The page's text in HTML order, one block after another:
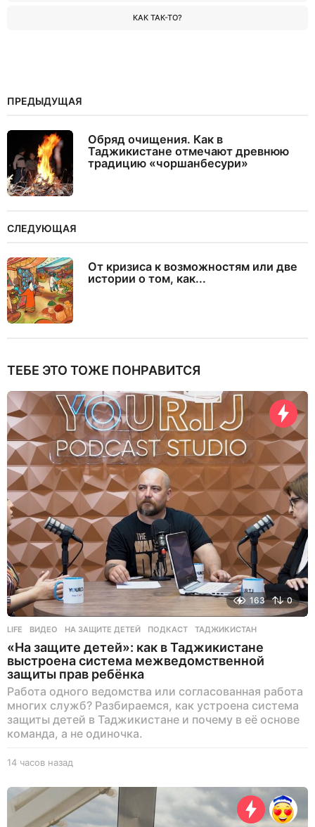
КАК ТАК-ТО?
ПРЕДЫДУЩАЯ
Обряд очищения. Как в
Таджикистане отмечают древнюю
традицию «чоршанбесури»
СЛЕДУЮЩАЯ
От кризиса к возможностям или две
истории о том, как...
ТЕБЕ ЭТО ТОЖЕ ПОНРАВИТСЯ
163 0
LIFE ВИДЕО ,НА ЗАЩИТЕ ДЕТЕЙ ,ПОДКАСТ ,ТАДЖИКИСТАН
«На защите детей»: как в Таджикистане
выстроена система межведомственной
защиты прав ребёнка
Работа одного ведомства или согласованная работа
многих служб? Разбираемся, как устроена система
защиты детей в Таджикистане и почему в её основе
команда, а не одиночка.
14 часов назад
ч
с